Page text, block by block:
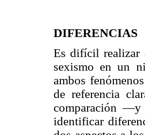
DIFERENCIAS
Es difícil realizar
sexismo en un
ambos
de referencia
comparación —y
identificar